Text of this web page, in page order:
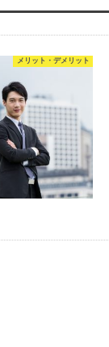
メリット・デメリット